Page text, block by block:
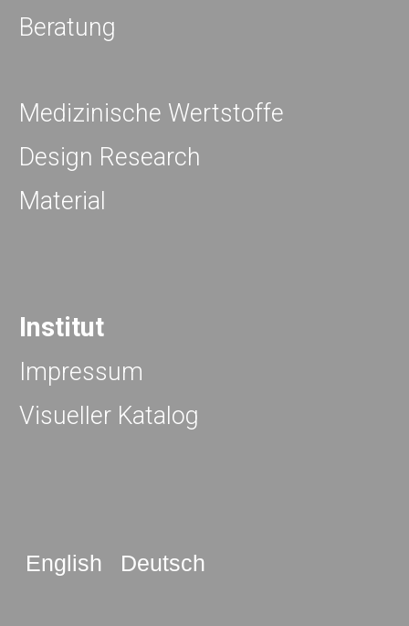
Beratung
Medizinische Wertstoffe
Design Research
Material
Institut
Impressum
Visueller Katalog
English Deutsch